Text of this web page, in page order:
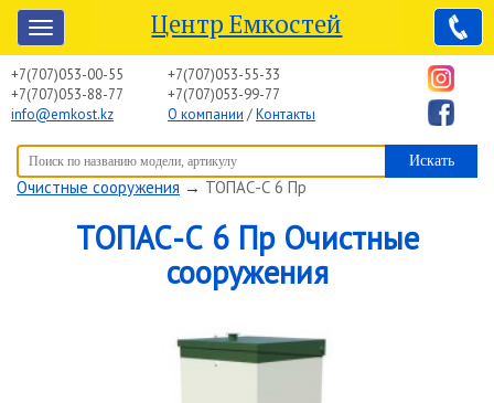
Центр Емкостей
+7(707)053-00-55
+7(707)053-88-77
info@emkost.kz
+7(707)053-55-33
+7(707)053-99-77
О компании /Контакты
Вы здесь:Центр Емкостей→ Емкостное оборудование→
Очистные сооружения → ТОПАС-С 6 Пр
ТОПАС-С 6 Пр Очистные
сооружения